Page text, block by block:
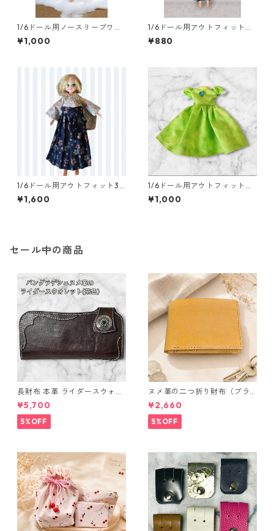
1/6ドール用ノースリーブワン
ピース＆ネックレスセット
花柄 リゾートワンピース風
¥1,000
1/6ドール用アウトフィット
浴衣二点セット 紺色×ダーク
レッド 一部難あり
¥880
1/6ドール用アウトフィット3
点セット 着物と袴 花柄
¥1,600
1/6ドール用アウトフィット
プリンセスドレス風パフスリ
ーブワンピース グリーン
¥1,000
セール中の商品
長財布 本革 ライダースウォレ
ット 国産 ヌメ革 ブラウン バ
ングラデシュ l175 レザー 革財
布 ハンドメイド 経年変化
¥5,700
5%OFF
ヌメ革の二つ折り財布（ブラ
ウン系）
¥2,660
5%OFF